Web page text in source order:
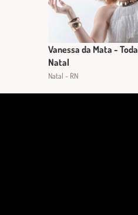
Vanessa da Mata -
Natal
Natal - RN